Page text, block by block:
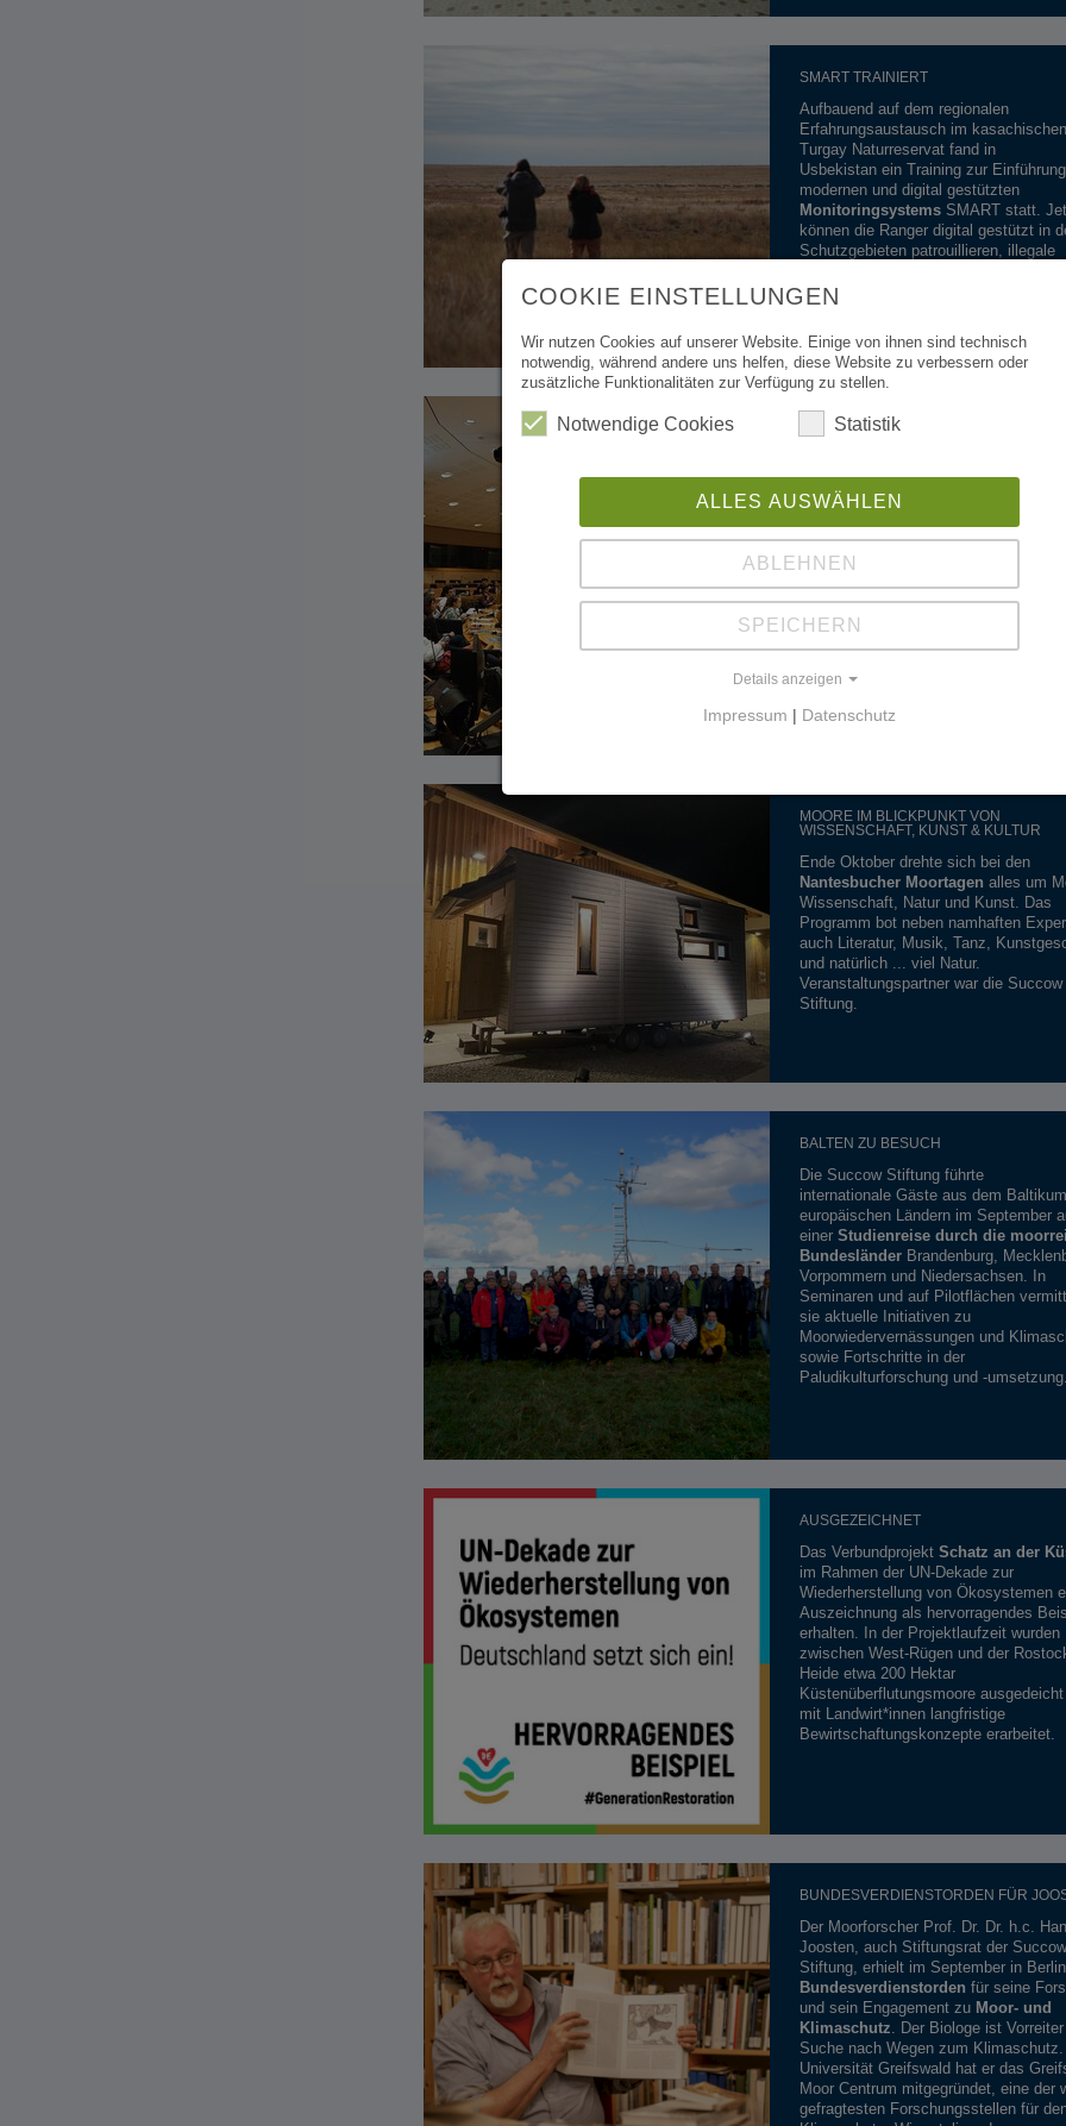
SMART TRAINIERT
Aufbauend auf dem regionalen
Erfahrungsaustausch im
Turgay Naturreservatfand in
Usbekistan ein Training zur
modernen und digital gestützten
MonitoringsystemsSMART statt.
können die Ranger digital gestützt in
Schutzgebieten patrouillieren, illegale
Spuren von Wildtieren dokumentieren.
FOR PEAT'S SAKE!
Naturwiederherstellungsgesetz
berücksichtigt werden, veranstaltete die
Succow Stiftung mit Partnern in
Konferenz “For Peat’s Sake -
peatlands’ targets in the Nature
Projektpartner ihre Empfehlungen in
einem Informationspapier vor. Dieses
obligatorisches Monitoring einzuführen.
MOORE IM BLICKPUNKT VON
WISSENSCHAFT, KUNST & KULTUR
Ende Oktober drehte sich bei den
Nantesbucher Moortagen alles um
Wissenschaft, Natur und Kunst. Das
Programm bot neben namhaften
auch Literatur, Musik, Tanz,
und natürlich ... viel Natur.
Veranstaltungspartner war die Succow
Stiftung.
BALTEN ZU BESUCH
Die Succow Stiftung führte
internationale Gäste aus dem
europäischen Ländern im September
einer Studienreise durch die
BundesländerBrandenburg,
Vorpommern und Niedersachsen. In
Seminaren und auf Pilotflächen
sie aktuelle Initiativen zu
Moorwiedervernässungen und
sowie Fortschritte in der
Paludikulturforschung und -umsetzung.
AUSGEZEICHNET
Das Verbundprojekt Schatz an der
im Rahmen der UN-Dekade zur
Wiederherstellung von Ökosystemen
Auszeichnung als hervorragendes
erhalten. In der Projektlaufzeit wurden
zwischen West-Rügen und der
Heide etwa 200 Hektar
Küstenüberflutungsmoore ausgedeicht
mit Landwirt*innen langfristige
Bewirtschaftungskonzepte erarbeitet.
BUNDESVERDIENSTORDEN FÜR
Der Moorforscher Prof. Dr. Dr. h.c.
Joosten, auch Stiftungsrat der Succow
Stiftung, erhielt im September in
Bundesverdienstorden für seine
und sein Engagement zu Moor- und
Klimaschutz. Der Biologe ist
Suche nach Wegen zum Klimaschutz.
Universität Greifswald hat er das
Moor Centrum mitgegründet, eine der
gefragtesten Forschungsstellen für
COOKIE EINSTELLUNGEN
Wir nutzen Cookies auf unserer Website. Einige von ihnen sind technisch
notwendig, während andere uns helfen, diese Website zu verbessern oder
zusätzliche Funktionalitäten zur Verfügung zu stellen.
Notwendige Cookies Statistik
ALLES AUSWÄHLEN
ABLEHNEN
SPEICHERN
Details anzeigen
Impressum | Datenschutz